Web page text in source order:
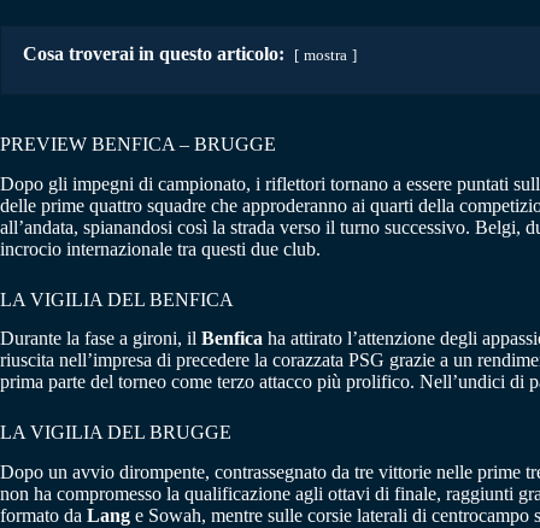
Cosa troverai in questo articolo: mostra
PREVIEW BENFICA – BRUGGE
Dopo gli impegni di campionato, i riflettori tornano a essere puntati
delle prime quattro squadre che approderanno ai quarti della
all’andata, spianandosi così la strada verso il turno successivo.
incrocio internazionale tra questi due club.
LA VIGILIA DEL BENFICA
Durante la fase a gironi, il Benfica ha attirato l’attenzione degli
riuscita nell’impresa di precedere la corazzata PSG grazie a un
prima parte del torneo come terzo attacco più prolifico. Nell’undici di
LA VIGILIA DEL BRUGGE
Dopo un avvio dirompente, contrassegnato da tre vittorie nelle prime
non ha compromesso la qualificazione agli ottavi di finale, raggiunti
formato da Lang e Sowah, mentre sulle corsie laterali di centrocampo